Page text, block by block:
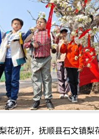
初开，抚顺县石文镇梨